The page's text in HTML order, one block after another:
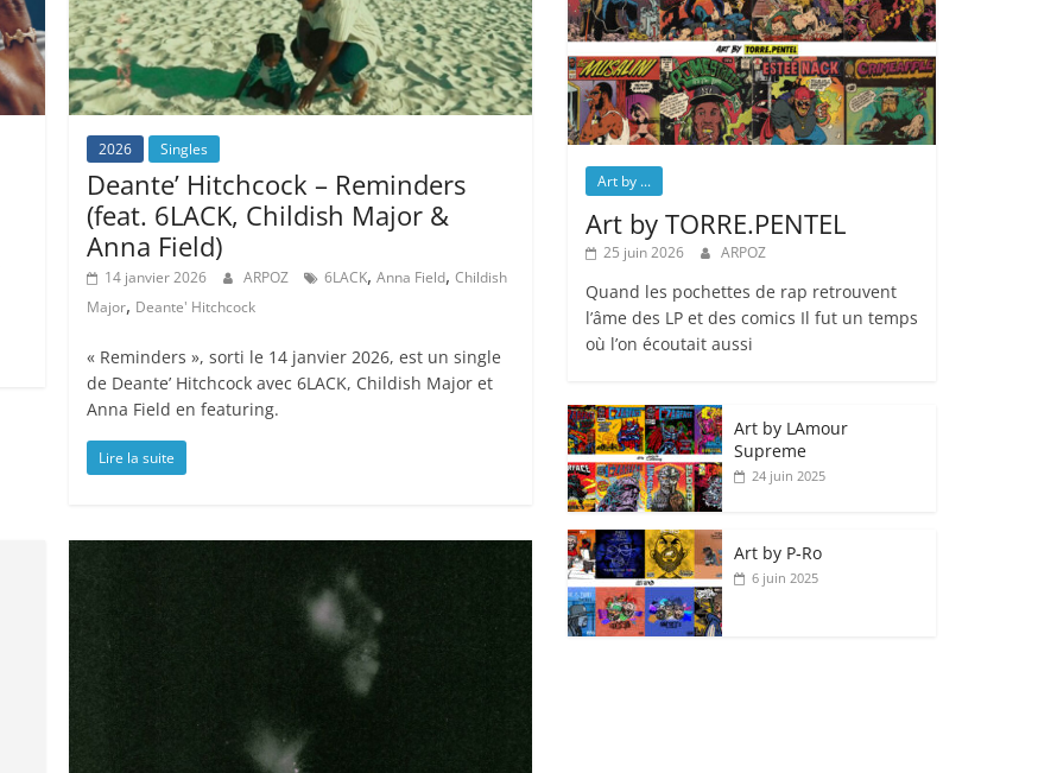
2026 Singles
Deante’ Hitchcock – Reminders
(feat. 6LACK, Childish Major &
Anna Field)
14 janvier 2026 ARPOZ 6LACK,Anna Field,Childish
Major, Deante' Hitchcock
« Reminders », sorti le 14 janvier 2026, est un single
de Deante’ Hitchcock avec 6LACK, Childish Major et
Anna Field en featuring.
Lire la suite
Art by ...
Art by TORRE.PENTEL
25 juin 2026 ARPOZ
Quand les pochettes de rap retrouvent
l’âme des LP et des comics Il fut un temps
où l’on écoutait aussi
Art by LAmour
Supreme
24 juin 2025
Art by P‑Ro
6 juin 2025